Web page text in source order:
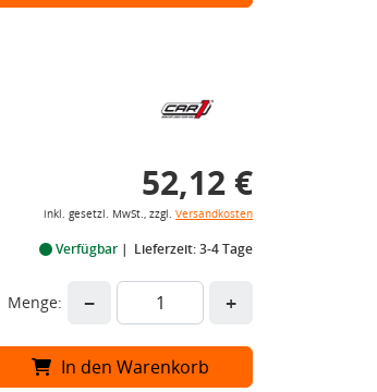
52,12 €
inkl. gesetzl. MwSt., zzgl. Versandkosten
Verfügbar Lieferzeit: 3-4 Tage
Menge: − +
In den Warenkorb